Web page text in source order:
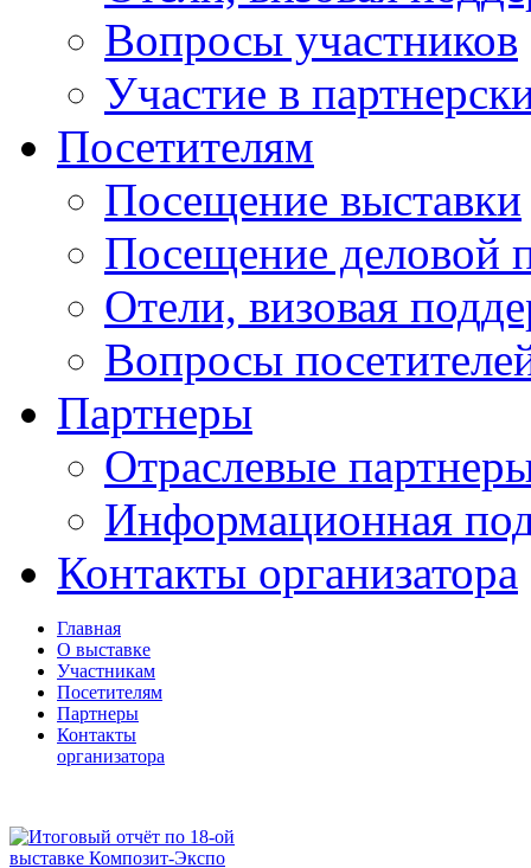
Вопросы участников
Участие в
Посетителям
Посещение выставки
Посещение деловой
Отели, визовая
Вопросы
Партнеры
Отраслевые
Информационная
Контакты организатора
Главная
О выставке
Участникам
Посетителям
Партнеры
Контакты
организатора